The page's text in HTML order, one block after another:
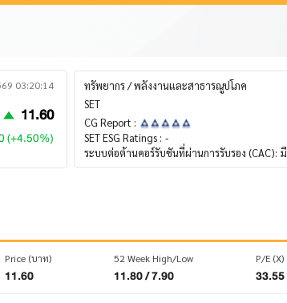
03:20:14
11.60
(+4.50%)
ทรัพยากร / พลังงานและสาธารณูปโภค
SET
CG Report :
SET ESG Ratings : -
ระบบต่อต้านคอร์รับชันที่ผ่านการรับรอง (CAC): มี
Price (บาท)
11.60
52 Week High/Low
11.80 / 7.90
P/E (X)
33.55